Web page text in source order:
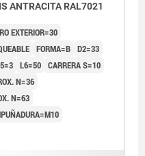
ANTRACITA RAL7021
EXTERIOR=30
FORMA=B D2=33
L6=50 CARRERA S=10
N=36
N=63